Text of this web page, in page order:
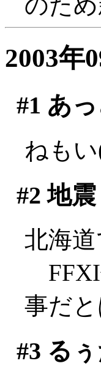
のた
2003年
#1 あ
ねも
#2 地震
北海
FFXI
事だと
#3 る